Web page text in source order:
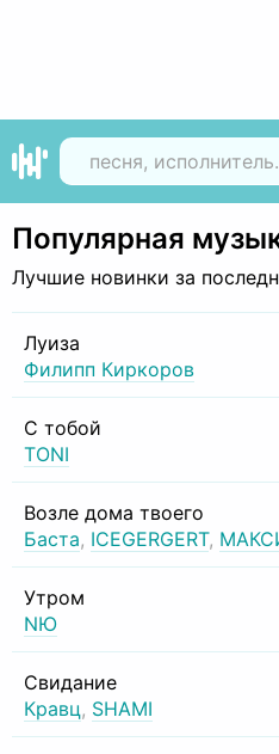
Популярная
Лучшие новинки за
Луиза
Филипп Киркоров
С тобой
TONI
Возле дома твоего
Баста, ICEGERGERT,
Утром
NЮ
Свидание
Кравц, SHAMI